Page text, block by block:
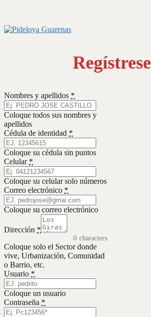
Regístrese
Nombres y apellidos *
Coloque todos sus nombres y
apellidos
Cédula de identidad *
Coloque su cédula sin puntos
Celular *
Coloque su celular solo números
Correo electrónico *
Coloque su correo electrónico
Dirección *
0 characters
Coloque solo el Sector donde
vive, Urbanización, Comunidad
o Barrio, etc.
Usuario *
Coloque un usuario
Contraseña *